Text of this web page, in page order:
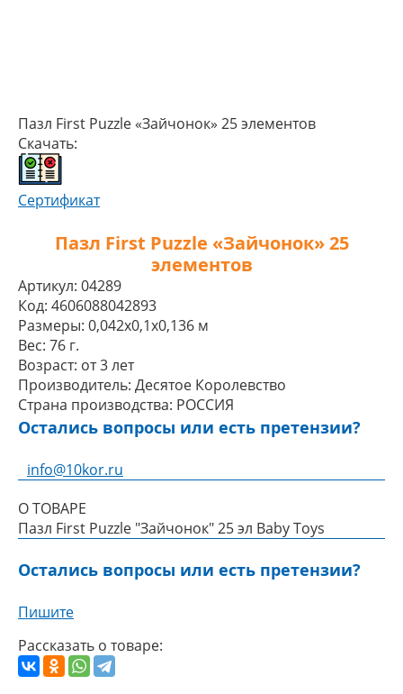
Пазл First Puzzle «Зайчонок» 25 элементов
Скачать:
Сертификат
Пазл First Puzzle «Зайчонок» 25
элементов
Артикул: 04289
Код: 4606088042893
Размеры: 0,042x0,1x0,136 м
Вес: 76 г.
Возраст: от 3 лет
Производитель: Десятое Королевство
Страна производства: РОССИЯ
Остались вопросы или есть претензии?
info@10kor.ru
О ТОВАРЕ
Пазл First Puzzle "Зайчонок" 25 эл Baby Toys
Остались вопросы или есть претензии?
Пишите
Рассказать о товаре: